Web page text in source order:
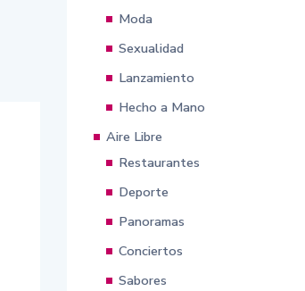
Moda
Sexualidad
Lanzamiento
Hecho a Mano
Aire Libre
Restaurantes
Deporte
Panoramas
Conciertos
Sabores